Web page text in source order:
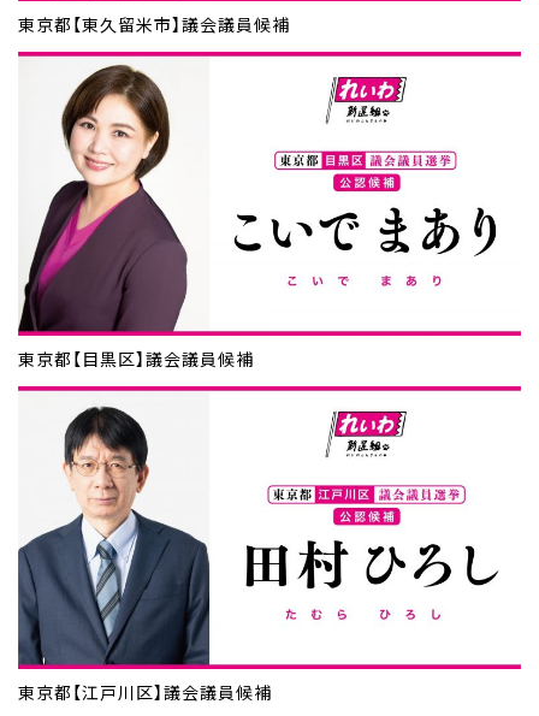
東京都【東久留米市】議会議員候補
東京都【目黒区】議会議員候補
東京都【江戸川区】議会議員候補